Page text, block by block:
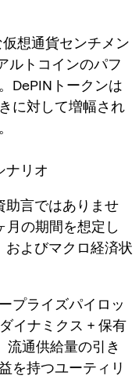
想通貨センチメン
ルトコインのパフ
DePINトークンは
に対して増幅され
ナリオ
助言ではありませ
月の期間を想定し
およびマクロ経済状
プライズパイロッ
イナミクス + 保有
流通供給量の引き
を持つユーティリ